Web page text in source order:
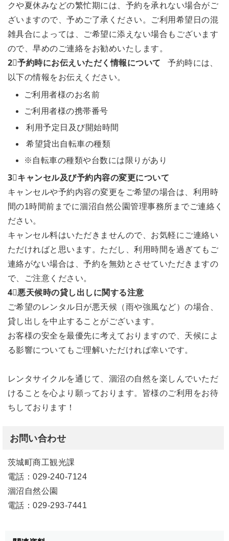
クや夏休みなどの繁忙期には、予約を承れない場合がご
ざいますので、予めご了承ください。ご利用希望日の混
雑具合によっては、ご希望に添えない場合もございます
ので、早めのご連絡をお勧めいたします。
2⃣予約時にお伝えいただく情報について 予約時には、
以下の情報をお伝えください。
ご利用者様のお名前
ご利用者様の携帯番号
利用予定日及び開始時間
希望貸出自転車の種類
※自転車の種類や台数には限りがあり
3⃣キャンセル及び予約内容の変更について
キャンセルや予約内容の変更をご希望の場合は、利用時
間の1時間前までに涸沼自然公園管理事務所までご連絡く
ださい。
キャンセル料はいただきませんので、お気軽にご連絡い
ただければと思います。ただし、利用時間を過ぎてもご
連絡がない場合は、予約を無効とさせていただきますの
で、ご注意ください。
4⃣悪天候時の貸し出しに関する注意
ご希望のレンタル日が悪天候（雨や強風など）の場合、
貸し出しを中止することがございます。
お客様の安全を最優先に考えておりますので、天候によ
る影響についてもご理解いただければ幸いです。
レンタサイクルを通じて、涸沼の自然を楽しんでいただ
けることを心より願っております。皆様のご利用をお待
ちしております！
お問い合わせ
茨城町商工観光課
電話：029-240-7124
涸沼自然公園
電話：029-293-7441